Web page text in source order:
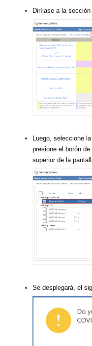
Diríjase a la sección
Luego, seleccione
presione el botón
superior de la
Se desplegará, el